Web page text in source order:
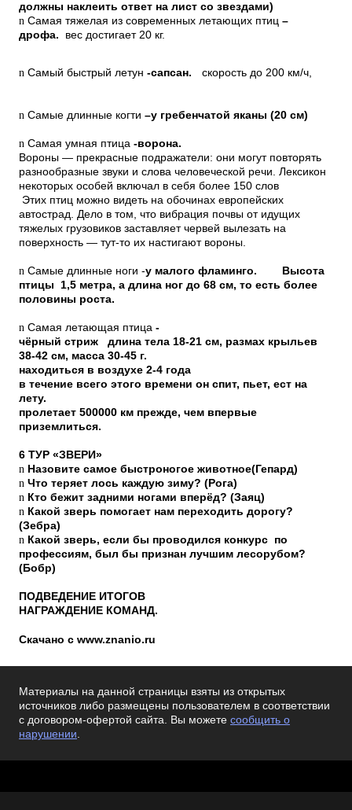
должны наклеить ответ на лист со звездами)
n Самая тяжелая из современных летающих птиц –
дрофа. вес достигает 20 кг.
n Самый быстрый летун -сапсан. скорость до 200 км/ч,
n Самые длинные когти –у гребенчатой яканы (20 см)
n Самая умная птица -ворона.
Вороны — прекрасные подражатели: они могут повторять
разнообразные звуки и слова человеческой речи. Лексикон
некоторых особей включал в себя более 150 слов
Этих птиц можно видеть на обочинах европейских
автострад. Дело в том, что вибрация почвы от идущих
тяжелых грузовиков заставляет червей вылезать на
поверхность — тут-то их настигают вороны.
n Самые длинные ноги -у малого фламинго. Высота
птицы 1,5 метра, а длина ног до 68 см, то есть более
половины роста.
n Самая летающая птица -
чёрный стриж длина тела 18-21 см, размах крыльев
38-42 см, масса 30-45 г.
находиться в воздухе 2-4 года
в течение всего этого времени он спит, пьет, ест на
лету.
пролетает 500000 км прежде, чем впервые
приземлиться.
6 ТУР «ЗВЕРИ»
n Назовите самое быстроногое животное(Гепард)
n Что теряет лось каждую зиму? (Рога)
n Кто бежит задними ногами вперёд? (Заяц)
n Какой зверь помогает нам переходить дорогу?
(Зебра)
n Какой зверь, если бы проводился конкурс по
профессиям, был бы признан лучшим лесорубом?
(Бобр)
ПОДВЕДЕНИЕ ИТОГОВ
НАГРАЖДЕНИЕ КОМАНД.
Скачано с www.znanio.ru
Материалы на данной страницы взяты из открытых
источников либо размещены пользователем в соответствии
с договором-офертой сайта. Вы можете сообщить о
нарушении.